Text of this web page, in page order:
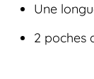
Une
2 poches